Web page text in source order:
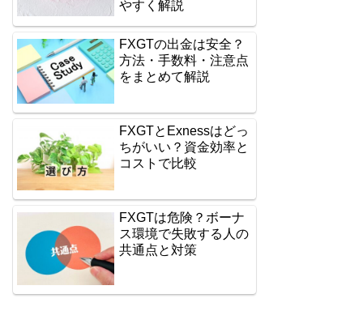
やすく解説
FXGTの出金は安全？
方法・手数料・注意点
をまとめて解説
FXGTとExnessはどっ
ちがいい？資金効率と
コストで比較
FXGTは危険？ボーナ
ス環境で失敗する人の
共通点と対策